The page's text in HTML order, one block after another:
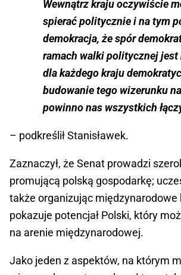
Wewnątrz kraju oczywiście
spierać politycznie i na tym
demokracja, że spór
ramach walki politycznej jest
dla każdego kraju
budowanie tego wizerunku
powinno nas wszystkich
– podkreślił Stanisławek.
Zaznaczył, że Senat prowadzi
promującą polską gospodarkę;
także organizując międzynarodowe
pokazuje potencjał Polski, który
na arenie międzynarodowej.
Jako jeden z aspektów, na którym